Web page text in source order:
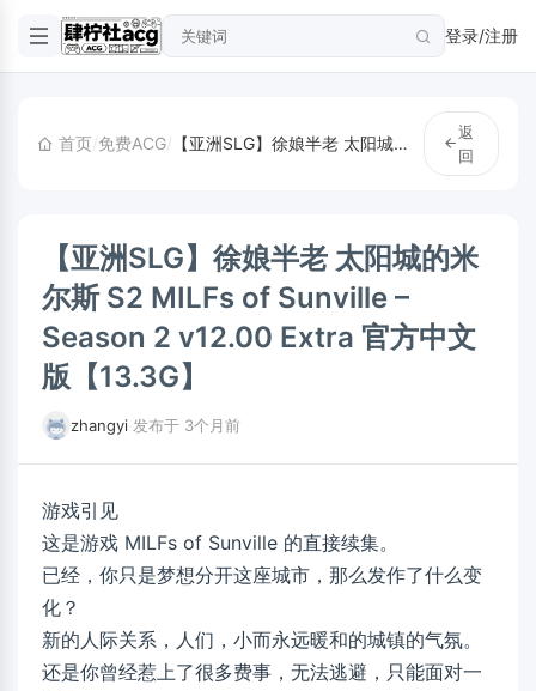
登录/注册
首页/免费ACG/ 【亚洲SLG】徐娘半老 太阳城的米尔斯 S2 MILFs of Sunville – Season 2 v12.00 Extra 官方中文版【13.3G】
返
回
【亚洲SLG】徐娘半老 太阳城的米
尔斯 S2 MILFs of Sunville –
Season 2 v12.00 Extra 官方中文
版【13.3G】
zhangyi 发布于 3个月前
游戏引见
这是游戏 MILFs of Sunville 的直接续集。
已经，你只是梦想分开这座城市，那么发作了什么变
化？
新的人际关系，人们，小而永远暖和的城镇的气氛。
还是你曾经惹上了很多费事，无法逃避，只能面对一